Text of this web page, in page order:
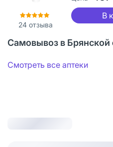
24отзыва
В
Самовывоз в Брянской
Смотреть все аптеки